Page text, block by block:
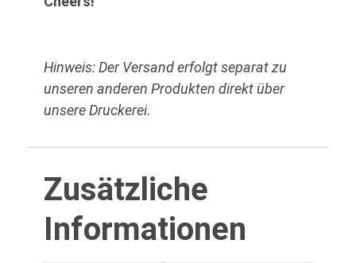
Hinweis: Der Versand erfolgt separat zu
unseren anderen Produkten direkt über
unsere Druckerei.
Zusätzliche
Informationen